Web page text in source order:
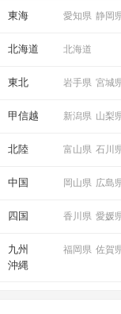
東海 愛知県 静岡
北海道 北海道
東北 岩手県 宮城
甲信越 新潟県 山梨
北陸 富山県 石川
中国 岡山県 広島
四国 香川県 愛媛
九州
沖縄
福岡県 佐賀